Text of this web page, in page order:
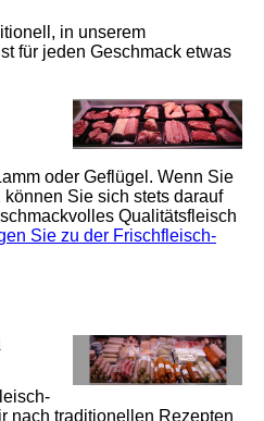
in unserem
für jeden Geschmack etwas
oder Geflügel. Wenn Sie
können Sie sich stets darauf
Qualitätsfleisch
Sie zu der Frischfleisch-
nach traditionellen Rezepten